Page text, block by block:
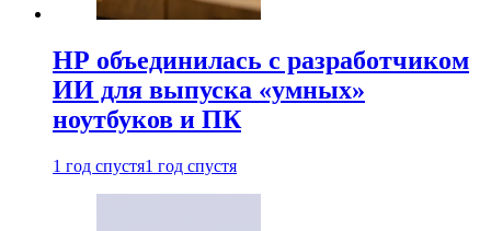
HP объединилась с разработчиком
ИИ для выпуска «умных»
ноутбуков и ПК
1 год спустя1 год спустя